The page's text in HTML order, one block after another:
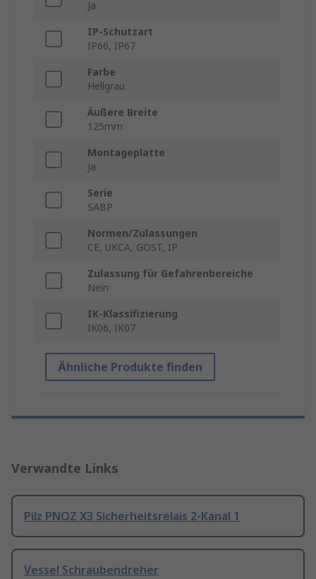
Ja
IP-Schutzart
IP66, IP67
Farbe
Hellgrau
Äußere Breite
125mm
Montageplatte
Ja
Serie
SABP
Normen/Zulassungen
CE, UKCA, GOST, IP
Zulassung für Gefahrenbereiche
Nein
IK-Klassifizierung
IK06, IK07
Ähnliche Produkte finden
Verwandte Links
Pilz PNOZ X3 Sicherheitsrelais 2-Kanal 1
Vessel Schraubendreher